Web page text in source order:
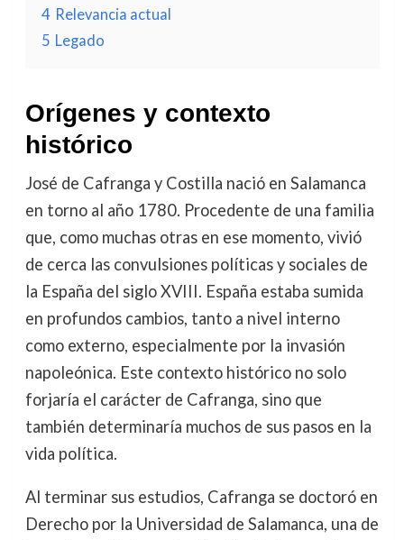
4 Relevancia actual
5 Legado
Orígenes y contexto
histórico
José de Cafranga y Costilla nació en Salamanca
en torno al año 1780. Procedente de una familia
que, como muchas otras en ese momento, vivió
de cerca las convulsiones políticas y sociales de
la España del siglo XVIII. España estaba sumida
en profundos cambios, tanto a nivel interno
como externo, especialmente por la invasión
napoleónica. Este contexto histórico no solo
forjaría el carácter de Cafranga, sino que
también determinaría muchos de sus pasos en la
vida política.
Al terminar sus estudios, Cafranga se doctoró en
Derecho por la Universidad de Salamanca, una de